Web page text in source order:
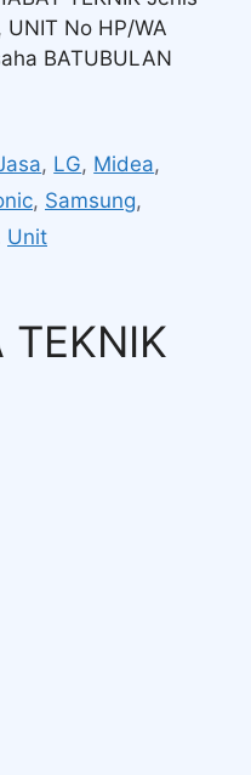
UNIT No HP/WA
BATUBULAN
, LG, Midea,
, Samsung,
Unit
TEKNIK